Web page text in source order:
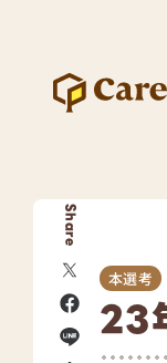
Share
本選考
23